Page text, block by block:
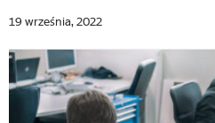
19 września, 2022